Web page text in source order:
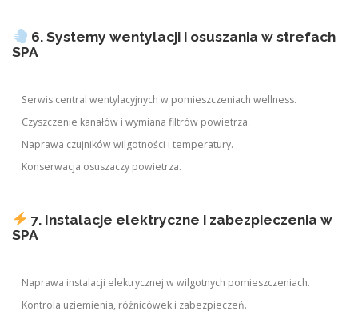
6. Systemy wentylacji i osuszania w strefach
SPA
Serwis central wentylacyjnych w pomieszczeniach wellness.
Czyszczenie kanałów i wymiana filtrów powietrza.
Naprawa czujników wilgotności i temperatury.
Konserwacja osuszaczy powietrza.
7. Instalacje elektryczne i zabezpieczenia w
SPA
Naprawa instalacji elektrycznej w wilgotnych pomieszczeniach.
Kontrola uziemienia, różnicówek i zabezpieczeń.